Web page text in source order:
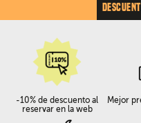
-10% de descuento al
reservar en la web
Mejor